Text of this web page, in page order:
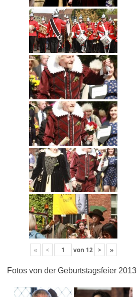
« < von 12 > »
Fotos von der Geburtstagsfeier 2013